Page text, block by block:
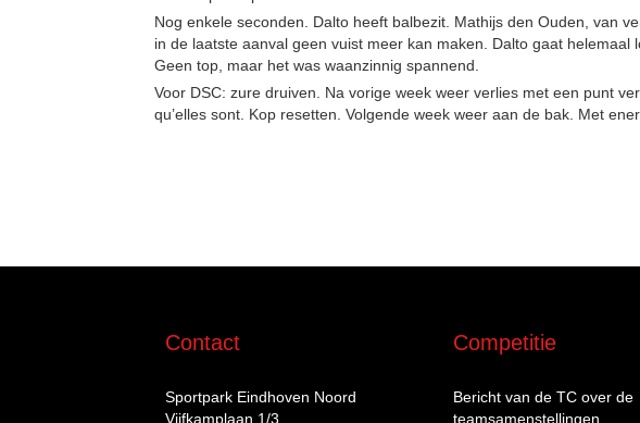
Nog enkele seconden. Dalto heeft balbezit. Mathijs den Ouden, van
in de laatste aanval geen vuist meer kan maken. Dalto gaat
Geen top, maar het was waanzinnig spannend.
Voor DSC: zure druiven. Na vorige week weer verlies met een punt
qu’elles sont. Kop resetten. Volgende week weer aan de bak. Met
Contact
Sportpark Eindhoven Noord
Vijfkamplaan 1/3
Competitie
Bericht van de TC over de
teamsamenstellingen